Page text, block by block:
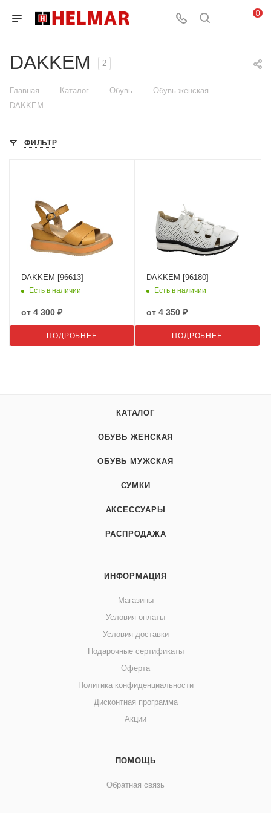
0
DAKKEM 2
Главная — Каталог — Обувь — Обувь женская —
DAKKEM
ФИЛЬТР
DAKKEM [96613]
Есть в наличии
от 4 300 ₽
ПОДРОБНЕЕ
DAKKEM [96180]
Есть в наличии
от 4 350 ₽
ПОДРОБНЕЕ
КАТАЛОГ
ОБУВЬ ЖЕНСКАЯ
ОБУВЬ МУЖСКАЯ
СУМКИ
АКСЕССУАРЫ
РАСПРОДАЖА
ИНФОРМАЦИЯ
Магазины
Условия оплаты
Условия доставки
Подарочные сертификаты
Оферта
Политика конфиденциальности
Дисконтная программа
Акции
ПОМОЩЬ
Обратная связь